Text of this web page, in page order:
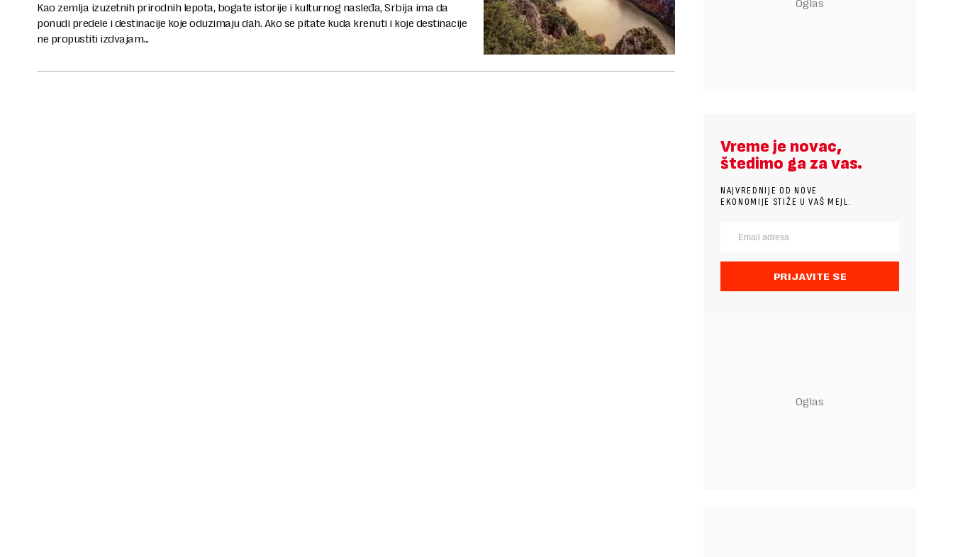
Kao zemlja izuzetnih prirodnih lepota, bogate istorije i kulturnog nasleđa, Srbija ima da
ponudi predele i destinacije koje oduzimaju dah. Ako se pitate kuda krenuti i koje destinacije
ne propustiti izdvajam...
Vreme je novac,
štedimo ga za vas.
NAJVREDNIJE OD NOVE
EKONOMIJE STIŽE U VAŠ MEJL.
PRIJAVITE SE